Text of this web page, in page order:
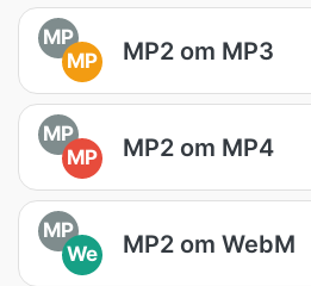
MP
MP
MP2 om MP3
MP
MP
MP2 om MP4
MP
We
MP2 om WebM